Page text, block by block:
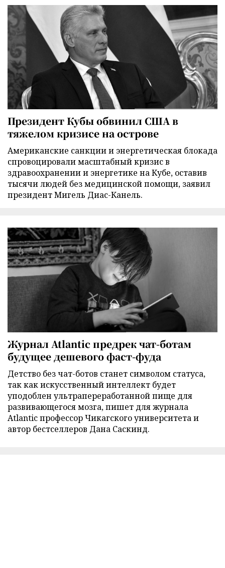
Президент Кубы обвинил США в
тяжелом кризисе на острове
Американские санкции и энергетическая блокада
спровоцировали масштабный кризис в
здравоохранении и энергетике на Кубе, оставив
тысячи людей без медицинской помощи, заявил
президент Мигель Диас-Канель.
Журнал Atlantic предрек чат-ботам
будущее дешевого фаст-фуда
Детство без чат-ботов станет символом статуса,
так как искусственный интеллект будет
уподоблен ультрапереработанной пище для
развивающегося мозга, пишет для журнала
Atlantic профессор Чикагского университета и
автор бестселлеров Дана Саскинд.